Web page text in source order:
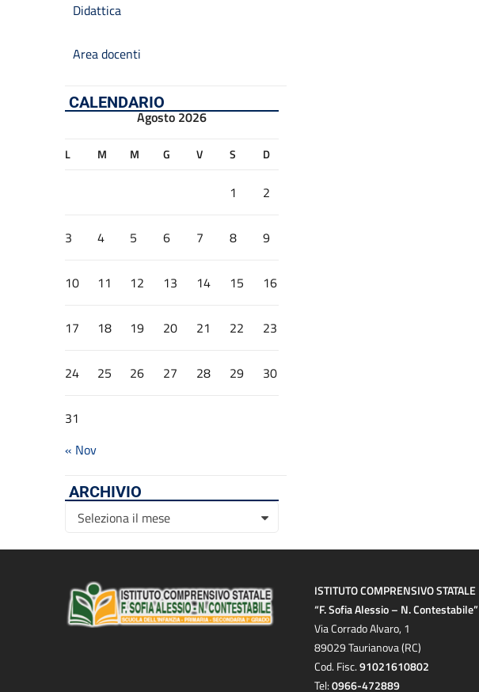
Didattica
Area docenti
CALENDARIO
Agosto 2026
L M M G V S D
1 2
3 4 5 6 7 8 9
10 11 12 13 14 15 16
17 18 19 20 21 22 23
24 25 26 27 28 29 30
31
« Nov
ARCHIVIO
Archivio
Seleziona il mese
ISTITUTO COMPRENSIVO STATALE
“F. Sofia Alessio – N. Contestabile”
Via Corrado Alvaro, 1
89029 Taurianova (RC)
Cod. Fisc.91021610802
Tel:0966-472889